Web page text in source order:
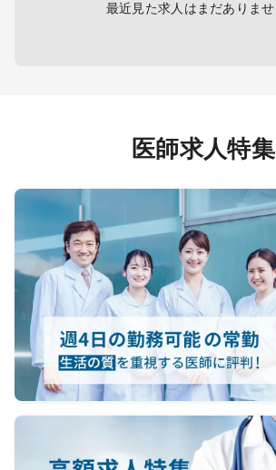
最近見た求人はまだありませ
医師求人特集